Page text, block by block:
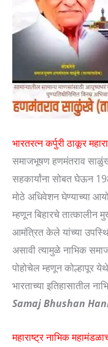
भारतरत्न कर्पुरी ठाकूर
समाजभूषण हणमंतराव
सहकार्यांना सोबत घेऊन
मोठे अधिवेशन घेण्याच्या
म्हणून बिहारचे तात्कालीन
आमंत्रित केले यांच्या
असावी त्यामुळे नाभिक
पोहोचेल म्हणून कोल्हापूर
भारताच्या इतिहासातील
Samaj Bhushan
महाराष्ट्र नाभिक